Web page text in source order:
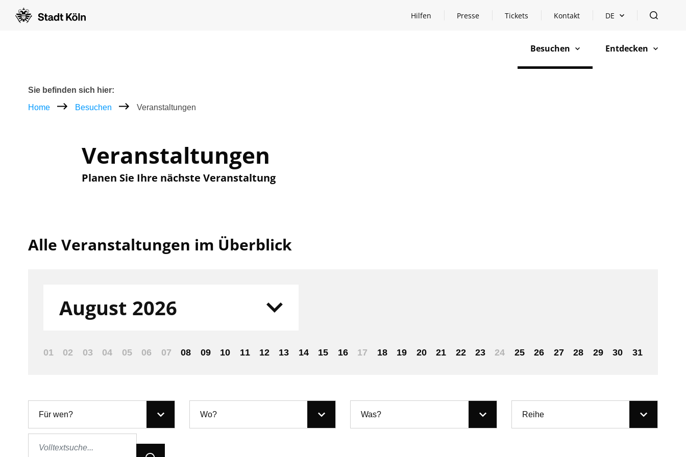
Hilfen
Hilfen öffnen Presse Tickets Kontakt Sprachauswahl öffnen
DE öffnen
Besuchen
öffnen Entdecken
öffnen
Breadcrumb
Sie befinden sich hier:
Home
Besuchen Veranstaltungen
Veranstaltungen
Planen Sie Ihre nächste Veranstaltung
Alle Veranstaltungen im Überblick
August 2026
01 02 03 04 05 06 07 08 09 10 11 12 13 14 15 16 17 18 19 20 21 22 23 24 25 26 27 28 29 30 31
Für wen? Wo? Was? Reihe